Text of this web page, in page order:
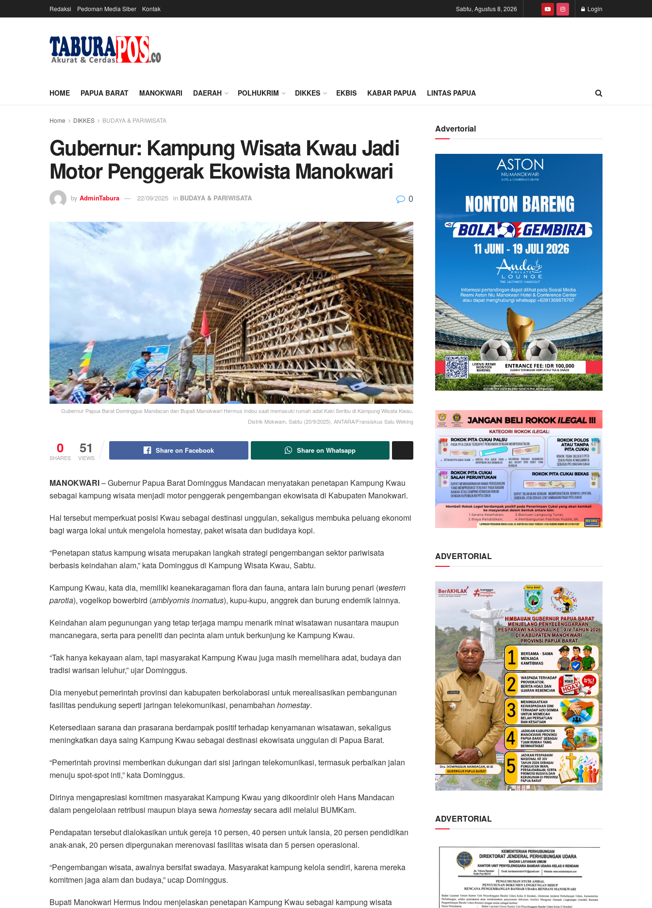
Redaksi Pedoman Media Siber Kontak Sabtu, Agustus 8, 2026 Login
HOME PAPUA BARAT MANOKWARI DAERAH POLHUKRIM DIKKES EKBIS KABAR PAPUA LINTAS PAPUA
Home DIKKES BUDAYA & PARIWISATA
Gubernur: Kampung Wisata Kwau Jadi
Motor Penggerak Ekowista Manokwari
by AdminTabura 22/09/2025 in BUDAYA & PARIWISATA 0
Gubernur Papua Barat Dominggus Mandacan dan Bupati Manokwari Hermus Indou saat memasuki rumah adat Kaki Seribu di Kampung Wisata Kwau,
Distrik Mokwam, Sabtu (20/9/2025). ANTARA/Fransiskus Salu Weking
0
SHARES
51
VIEWS
Share on Facebook Share on Whatsapp
MANOKWARI– Gubernur Papua Barat Dominggus Mandacan menyatakan penetapan Kampung Kwau
sebagai kampung wisata menjadi motor penggerak pengembangan ekowisata di Kabupaten Manokwari.
Hal tersebut memperkuat posisi Kwau sebagai destinasi unggulan, sekaligus membuka peluang ekonomi
bagi warga lokal untuk mengelola homestay, paket wisata dan budidaya kopi.
“Penetapan status kampung wisata merupakan langkah strategi pengembangan sektor pariwisata
berbasis keindahan alam,” kata Dominggus di Kampung Wisata Kwau, Sabtu.
Kampung Kwau, kata dia, memiliki keanekaragaman flora dan fauna, antara lain burung penari (western
parotia), vogelkop bowerbird (amblyornis inornatus), kupu-kupu, anggrek dan burung endemik lainnya.
Keindahan alam pegunungan yang tetap terjaga mampu menarik minat wisatawan nusantara maupun
mancanegara, serta para peneliti dan pecinta alam untuk berkunjung ke Kampung Kwau.
“Tak hanya kekayaan alam, tapi masyarakat Kampung Kwau juga masih memelihara adat, budaya dan
tradisi warisan leluhur,” ujar Dominggus.
Dia menyebut pemerintah provinsi dan kabupaten berkolaborasi untuk merealisasikan pembangunan
fasilitas pendukung seperti jaringan telekomunikasi, penambahan homestay.
Ketersediaan sarana dan prasarana berdampak positif terhadap kenyamanan wisatawan, sekaligus
meningkatkan daya saing Kampung Kwau sebagai destinasi ekowisata unggulan di Papua Barat.
“Pemerintah provinsi memberikan dukungan dari sisi jaringan telekomunikasi, termasuk perbaikan jalan
menuju spot-spot inti,” kata Dominggus.
Dirinya mengapresiasi komitmen masyarakat Kampung Kwau yang dikoordinir oleh Hans Mandacan
dalam pengelolaan retribusi maupun biaya sewahomestaysecara adil melalui BUMKam.
Pendapatan tersebut dialokasikan untuk gereja 10 persen, 40 persen untuk lansia, 20 persen pendidikan
anak-anak, 20 persen dipergunakan merenovasi fasilitas wisata dan 5 persen operasional.
“Pengembangan wisata, awalnya bersifat swadaya. Masyarakat kampung kelola sendiri, karena mereka
komitmen jaga alam dan budaya,” ucap Dominggus.
Bupati Manokwari Hermus Indou menjelaskan penetapan Kampung Kwau sebagai kampung wisata
Advertorial
ADVERTORIAL
ADVERTORIAL